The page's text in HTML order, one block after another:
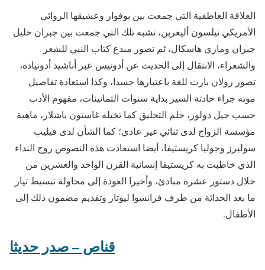
العلاقة العاطفية التي جمعت بين بوفوار وعشيقها الروائي
الأمريكي نيلسون أليغرين، تشبه تلك التي جمعت بين جبران خليل
جبران وماري هاسكال، ثم تصور مبدع كتاب النبي للشعر
والشعراء، الانتقال إلى الحديث عن أدونيس عبر أناشيد أدونيادة،
تصور رولان بارت للغة باعتبارها جسدا، وكذا استعادة تفاصيل
موته جراء حادثة السير بداية سنوات الثمانينات، مفهوم الأدب
حسب جيل دولوز، حلم التحليق كما تخيله غاستون باشلار، ماهية
مؤسسة الزواج لدى ثنائي غير عادي؛ كما الشأن لدى فيليب
سوليرز وجوليا كريستيفا، أيضا استعادت هذه النصوص روح النداء
الذي خاطبت به كريستيفا إنسانية القرن الواحد والعشرين من
خلال دستور عشرة مبادئ، وأخيرا العودة إلى محاولة تبسيط تيار
ما بعد الحداثة من طرف فرانسوا ليوتار وتقديم مضمون ذلك إلى
الأطفال.
قناص – صدر حديثا